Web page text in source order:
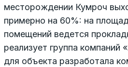
месторождении Кумроч
примерно на 60%: на
помещений ведется
реализует группа
для объекта разработала